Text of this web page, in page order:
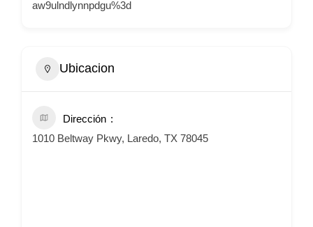
aw9ulndlynnpdgu%3d
Ubicacion
Dirección
1010 Beltway Pkwy, Laredo, TX 78045